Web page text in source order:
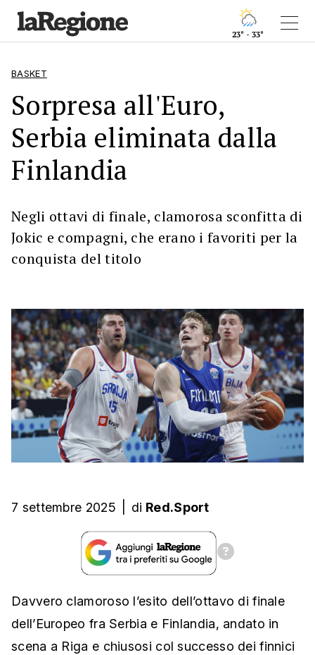
23° - 33°
BASKET
Sorpresa all'Euro,
Serbia eliminata dalla
Finlandia
Negli ottavi di finale, clamorosa sconfitta di
Jokic e compagni, che erano i favoriti per la
conquista del titolo
7 settembre 2025 di Red.Sport
Davvero clamoroso l’esito dell’ottavo di finale
dell’Europeo fra Serbia e Finlandia, andato in
scena a Riga e chiusosi col successo dei finnici